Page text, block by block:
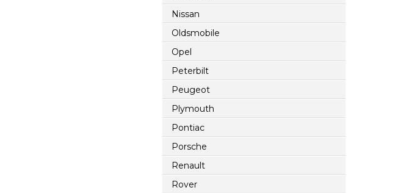
Nissan
Oldsmobile
Opel
Peterbilt
Peugeot
Plymouth
Pontiac
Porsche
Renault
Rover